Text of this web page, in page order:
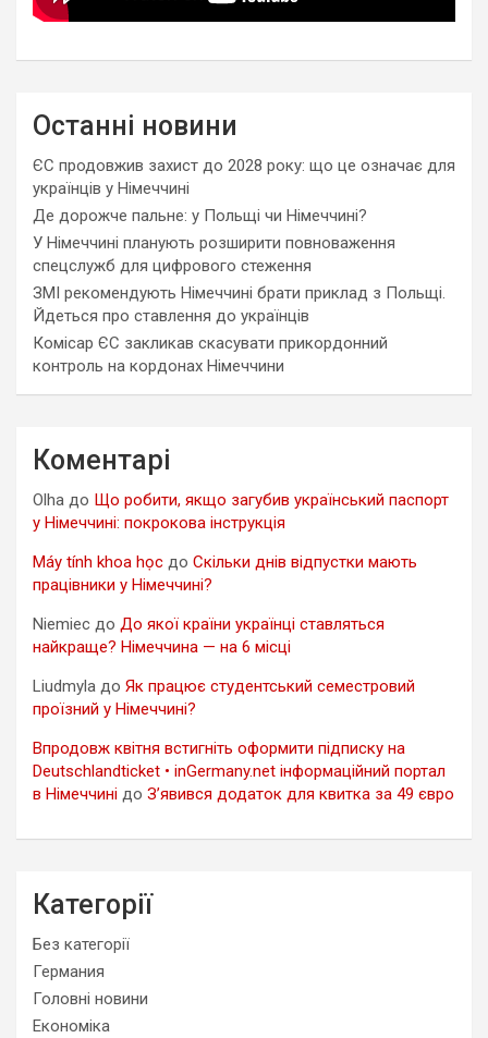
Останні новини
ЄС продовжив захист до 2028 року: що це означає для
українців у Німеччині
Де дорожче пальне: у Польщі чи Німеччині?
У Німеччині планують розширити повноваження
спецслужб для цифрового стеження
ЗМІ рекомендують Німеччині брати приклад з Польщі.
Йдеться про ставлення до українців
Комісар ЄС закликав скасувати прикордонний
контроль на кордонах Німеччини
Коментарі
Olha до Що робити, якщо загубив український паспорт
у Німеччині: покрокова інструкція
Máy tính khoa học до Скільки днів відпустки мають
працівники у Німеччині?
Niemiec до До якої країни українці ставляться
найкраще? Німеччина — на 6 місці
Liudmyla до Як працює студентський семестровий
проїзний у Німеччині?
Впродовж квітня встигніть оформити підписку на
Deutschlandticket • inGermany.net інформаційний портал
в Німеччині до З’явився додаток для квитка за 49 євро
Категорії
Без категорії
Германия
Головні новини
Економіка